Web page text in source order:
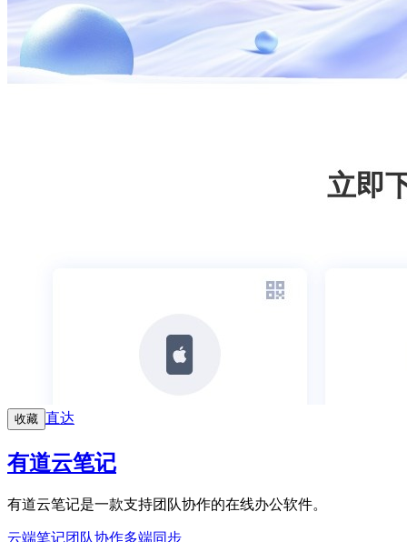
收藏 直达
有道云笔记
有道云笔记是一款支持团队协作的在线办公软件。
云端笔记团队协作多端同步